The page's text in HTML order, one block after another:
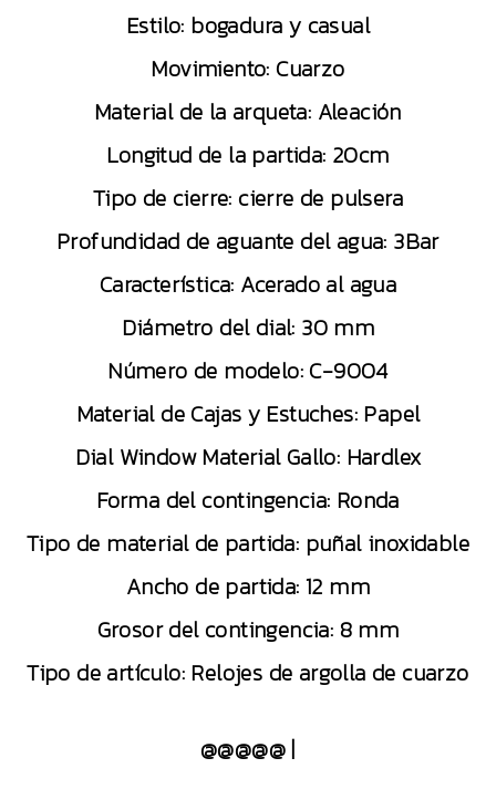
Estilo: bogadura y casual
Movimiento: Cuarzo
Material de la arqueta: Aleación
Longitud de la partida: 20cm
Tipo de cierre: cierre de pulsera
Profundidad de aguante del agua: 3Bar
Característica: Acerado al agua
Diámetro del dial: 30 mm
Número de modelo: C-9004
Material de Cajas y Estuches: Papel
Dial Window Material Gallo: Hardlex
Forma del contingencia: Ronda
Tipo de material de partida: puñal inoxidable
Ancho de partida: 12 mm
Grosor del contingencia: 8 mm
Tipo de artículo: Relojes de argolla de cuarzo
@@@@@ |